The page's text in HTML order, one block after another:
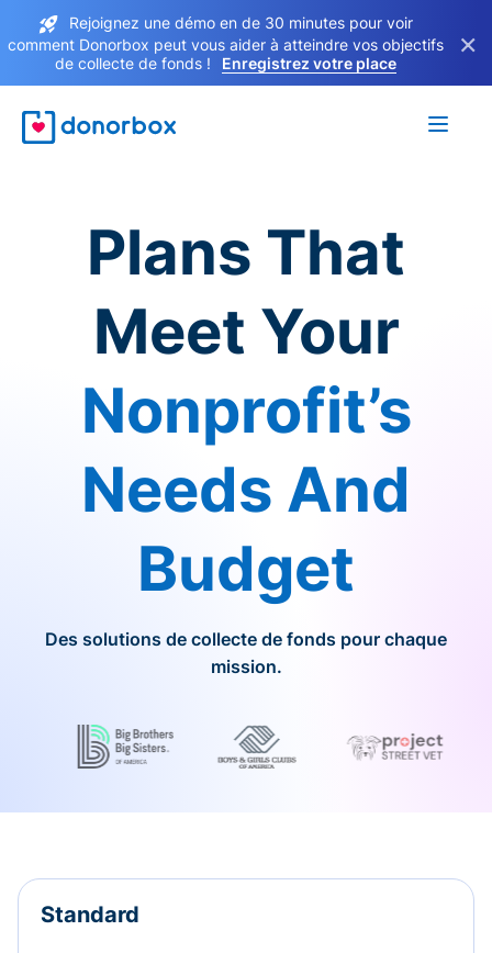
Rejoignez une démo en de 30 minutes pour voir
comment Donorbox peut vous aider à atteindre vos objectifs
de collecte de fonds !
Enregistrez votre place
×
Plans That
Meet Your
Nonprofit’s
Needs And
Budget
Des solutions de collecte de fonds pour chaque
mission.
Standard